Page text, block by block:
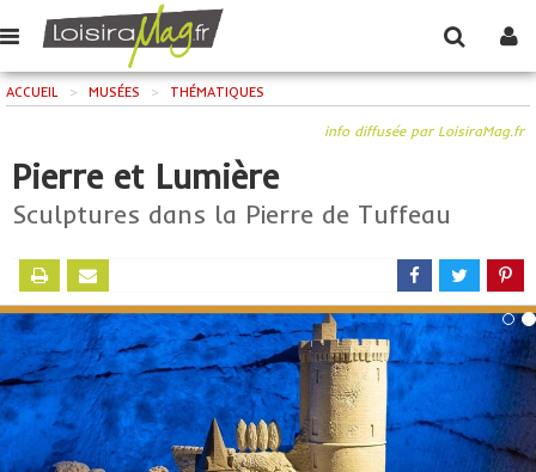
ACCUEIL > MUSÉES > THÉMATIQUES
info diffusée par LoisiraMag.fr
Pierre et Lumière
Sculptures dans la Pierre de Tuffeau